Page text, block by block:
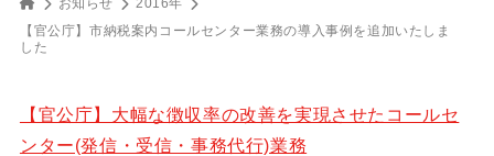
お知らせ
2016年
【官公庁】市納税案内コールセンター業務の導入事例を追加いたしま
した
【官公庁】大幅な徴収率の改善を実現させたコールセ
ンター(発信・受信・事務代行)業務